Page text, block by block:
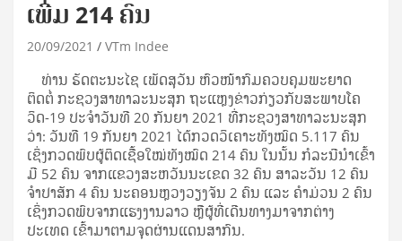
ເພີ່ມ 214 ຄົນ
20/09/2021 VTm Indee
ທ່ານ ຣັດຕະນະໄຊ ເພັດສຸວັນ ຫົວໜ້າກົມຄວບຄຸມພະຍາດ
ຕິດຕໍ່ ກະຊວງສາທາລະນະສຸກ ຖະແຫຼງຂ່າວກ່ຽວກັບສະພາບໂຄ
ວິດ-19 ປະຈໍາວັນທີ 20 ກັນຍາ 2021 ທີ່ກະຊວງສາທາລະນະສຸກ
ວ່າ: ວັນທີ 19 ກັນຍາ 2021 ໄດ້ກວດວິເຄາະທັງໝົດ 5.117 ຄົນ
ເຊິ່ງກວດພົບຜູ້ຕິດເຊື້ອໃໝ່ທັງໝົດ 214 ຄົນ ໃນນັ້ນ ກໍລະນີນໍາເຂົ້າ
ມີ 52 ຄົນ ຈາກແຂວງສະຫວັນນະເຂດ 32 ຄົນ ສາລະວັນ 12 ຄົນ
ຈໍາປາສັກ 4 ຄົນ ນະຄອນຫຼວງວຽງຈັນ 2 ຄົນ ແລະ ຄໍາມ່ວນ 2 ຄົນ
ເຊິ່ງກວດພົບຈາກແຮງງານລາວ ຫຼືຜູ້ທີ່ເດີນທາງມາຈາກຕ່າງ
ປະເທດ ເຂົ້າມາຕາມຈຸດຜ່ານແດນສາກົນ.